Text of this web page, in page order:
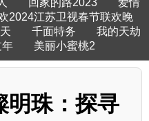
回家的路2023
爱情
2024江苏卫视春节联欢晚
千面特务
我的天劫
年 美丽小蜜桃2
明珠：探寻